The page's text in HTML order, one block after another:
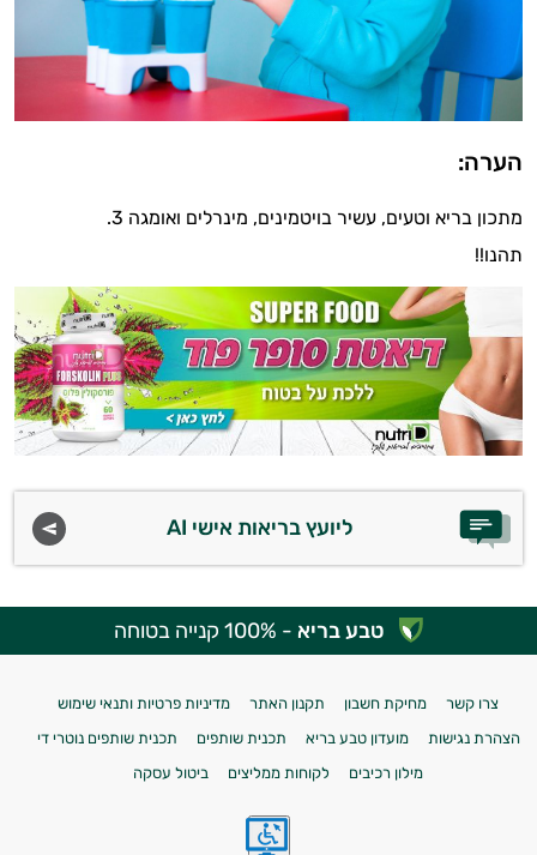
הערה:
מתכון בריא וטעים, עשיר בויטמינים, מינרלים ואומגה 3.
תהנו!!
ליועץ בריאות אישי AI
טבע בריא - 100% קנייה בטוחה
צרו קשר מחיקת חשבון תקנון האתר
מדיניות פרטיות ותנאי שימוש
הצהרת נגישות
מועדון טבע בריא תכנית שותפים
תכנית שותפים נוטרי די
מילון רכיבים
לקוחות ממליצים ביטול עסקה